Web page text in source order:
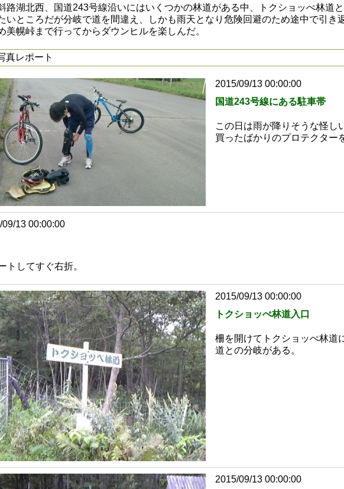
路湖北西、国道243号線沿いにはいくつかの林道がある中、トクショッぺ林道
いところだが分岐で道を間違え、しかも雨天となり危険回避のため途中で引き
美幌峠まで行ってからダウンヒルを楽しんだ。
真レポート
2015/09/13 00:00:00
国道243号線にある駐車帯
この日は雨が降りそうな怪し
買ったばかりのプロテクター
09/13 00:00:00
トしてすぐ右折。
2015/09/13 00:00:00
トクショッぺ林道入口
柵を開けてトクショッぺ林道
道との分岐がある。
2015/09/13 00:00:00